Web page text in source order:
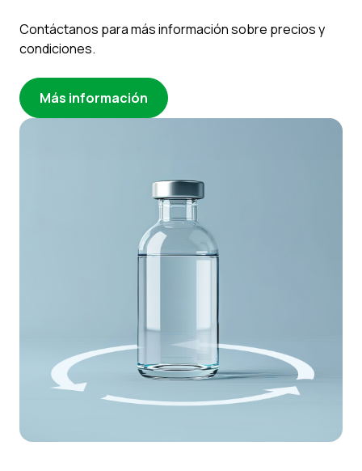
Contáctanos para más información sobre precios y
condiciones.
Más información